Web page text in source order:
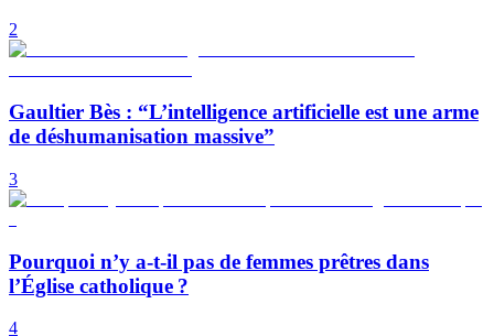
2
Gaultier Bès : “L’intelligence artificielle est une arme
de déshumanisation massive”
3
Pourquoi n’y a-t-il pas de femmes prêtres dans
l’Église catholique ?
4